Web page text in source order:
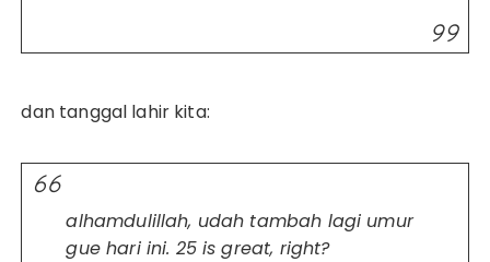
dan tanggal lahir kita:
alhamdulillah, udah tambah lagi umur
gue hari ini. 25 is great, right?